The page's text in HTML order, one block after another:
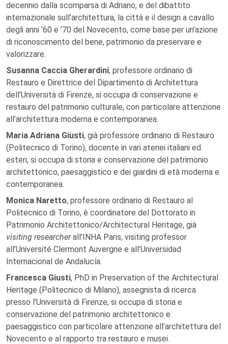
decennio dalla scomparsa di Adriano, e del dibattito
internazionale sull’architettura, la città e il design a cavallo
degli anni ’60 e ’70 del Novecento, come base per un’azione
di riconoscimento del bene, patrimonio da preservare e
valorizzare.
Susanna Caccia Gherardini, professore ordinario di
Restauro e Direttrice del Dipartimento di Architettura
dell’Università di Firenze, si occupa di conservazione e
restauro del patrimonio culturale, con particolare attenzione
all’architettura moderna e contemporanea.
Maria Adriana Giusti, già professore ordinario di Restauro
(Politecnico di Torino), docente in vari atenei italiani ed
esteri, si occupa di storia e conservazione del patrimonio
architettonico, paesaggistico e dei giardini di età moderna e
contemporanea.
Monica Naretto, professore ordinario di Restauro al
Politecnico di Torino, è coordinatore del Dottorato in
Patrimonio Architettonico/Architectural Heritage, già
visiting researcherall’INHA Paris, visiting professor
all’Université Clermont Auvergne e all’Universidad
Internacional de Andalucía.
Francesca Giusti, PhD in Preservation of the Architectural
Heritage (Politecnico di Milano), assegnista di ricerca
presso l’Università di Firenze, si occupa di storia e
conservazione del patrimonio architettonico e
paesaggistico con particolare attenzione all’architettura del
Novecento e al rapporto tra restauro e musei.